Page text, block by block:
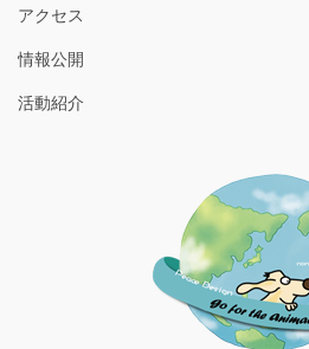
アクセス
情報公開
活動紹介